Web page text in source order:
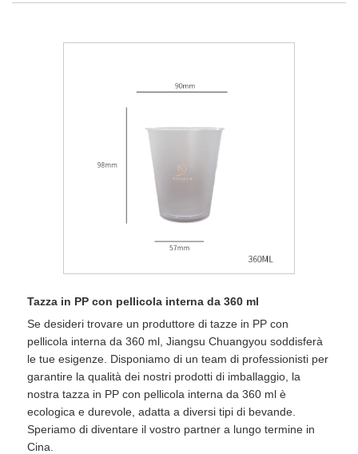
Tazza in PP con pellicola interna da 360 ml
Se desideri trovare un produttore di tazze in PP con
pellicola interna da 360 ml, Jiangsu Chuangyou soddisferà
le tue esigenze. Disponiamo di un team di professionisti per
garantire la qualità dei nostri prodotti di imballaggio, la
nostra tazza in PP con pellicola interna da 360 ml è
ecologica e durevole, adatta a diversi tipi di bevande.
Speriamo di diventare il vostro partner a lungo termine in
Cina.